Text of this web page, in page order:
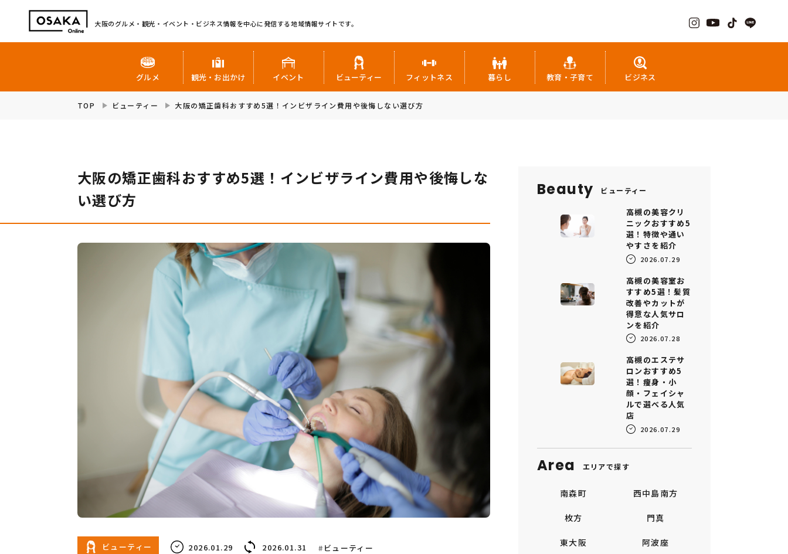
大阪のグルメ・観光・イベント・ビジネス情報を中心に発信する地域情報サイトです。
グルメ 観光・お出かけ イベント ビューティー フィットネス 暮らし 教育・子育て ビジネス
TOP ビューティー 大阪の矯正歯科おすすめ5選！インビザライン費用や後悔しない選び方
大阪の矯正歯科おすすめ5選！インビザライン費用や後悔しな
い選び方
ビューティー 2026.01.29 2026.01.31 ビューティー
Beauty ビューティー
高槻の美容クリ
ニックおすすめ5
選！特徴や通い
やすさを紹介
2026.07.29
高槻の美容室お
すすめ5選！髪質
改善やカットが
得意な人気サロ
ンを紹介
2026.07.28
高槻のエステサ
ロンおすすめ5
選！痩身・小
顔・フェイシャ
ルで選べる人気
店
2026.07.29
Area エリアで探す
南森町 西中島南方
枚方 門真
東大阪 阿波座